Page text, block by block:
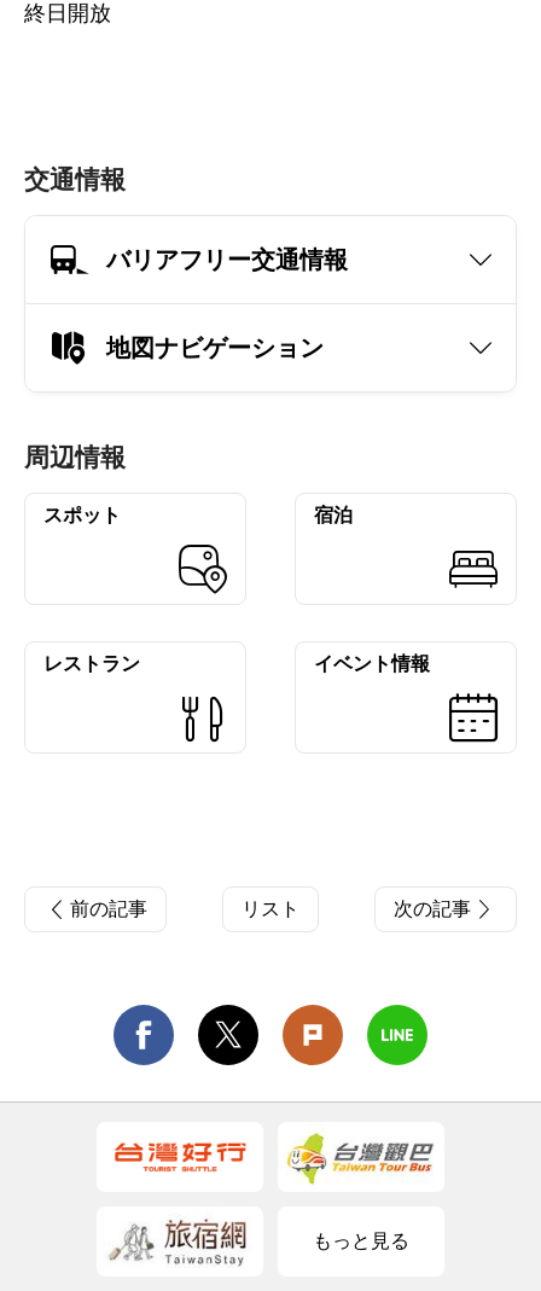
終日開放
交通情報
バリアフリー交通情報
地図ナビゲーション
周辺情報
スポット 宿泊
レストラン イベント情報
前の記事 リスト 次の記事
もっと見る